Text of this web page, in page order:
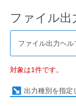
ファイル出
ファイル出力ヘル
対象は1件です。
出力種別を指定